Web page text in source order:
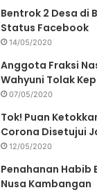
Bentrok 2 Desa di
Status Facebook
14/05/2020
Anggota Fraksi
Wahyuni Tolak
07/05/2020
Tok! Puan
Corona Disetujui
12/05/2020
Penahanan Habib
Nusa Kambangan